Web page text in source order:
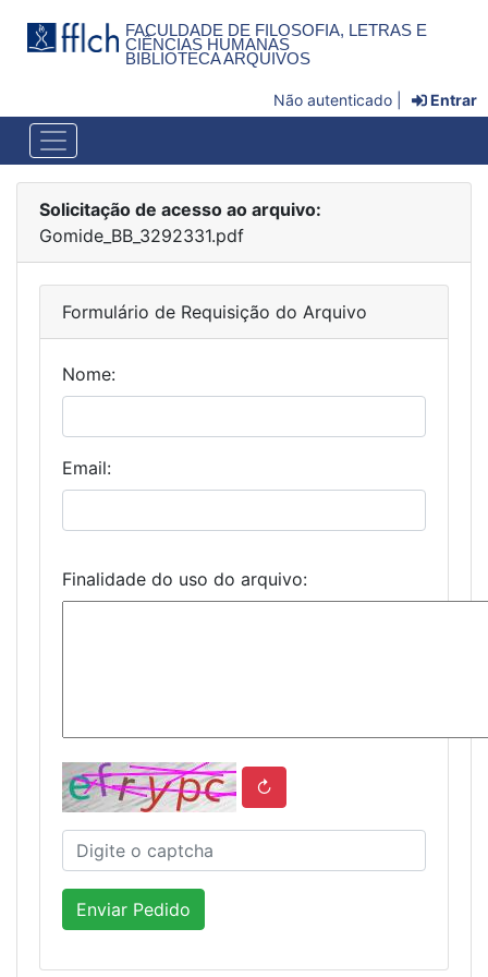
FACULDADE DE FILOSOFIA, LETRAS E
CIÊNCIAS HUMANAS
BIBLIOTECA ARQUIVOS
Não autenticado | Entrar
Solicitação de acesso ao arquivo:
Gomide_BB_3292331.pdf
Formulário de Requisição do Arquivo
Nome:
Email:
Finalidade do uso do arquivo:
↻
Enviar Pedido